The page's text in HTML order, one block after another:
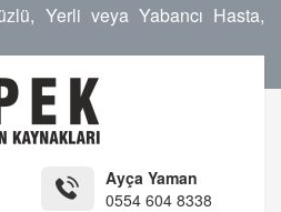
Yerli veya Yabancı Hasta,
Ayça Yaman
0554 604 8338